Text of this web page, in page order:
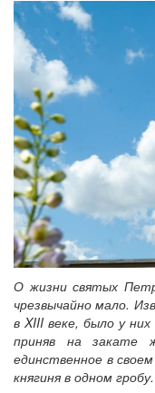
О жизни святых
чрезвычайно мало.
в XIII веке, было у
приняв на закате
единственное в
княгиня в одном гробу.